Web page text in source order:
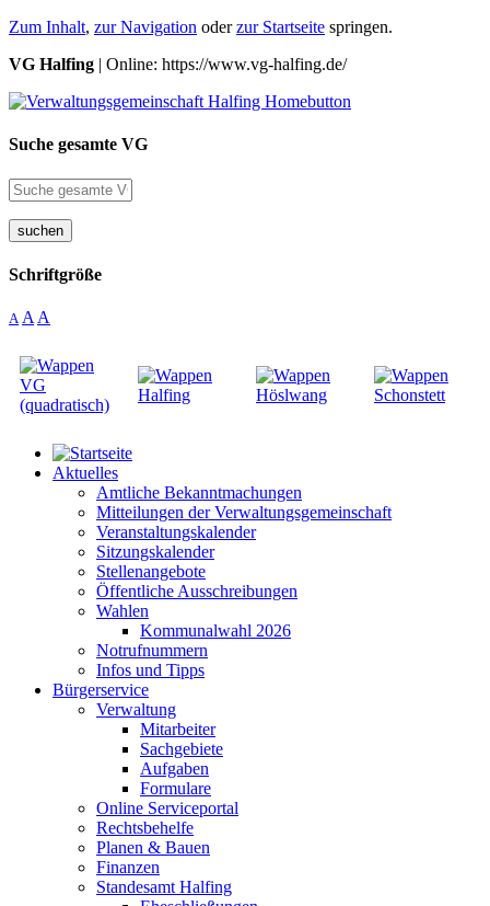
Zum Inhalt, zur Navigation oderzur Startseite springen.
VG Halfing | Online: https://www.vg-halfing.de/
Suche gesamte VG
suchen
Schriftgröße
A A A
Aktuelles
Amtliche Bekanntmachungen
Mitteilungen der Verwaltungsgemeinschaft
Veranstaltungskalender
Sitzungskalender
Stellenangebote
Öffentliche Ausschreibungen
Wahlen
Kommunalwahl 2026
Notrufnummern
Infos und Tipps
Bürgerservice
Verwaltung
Mitarbeiter
Sachgebiete
Aufgaben
Formulare
Online Serviceportal
Rechtsbehelfe
Planen & Bauen
Finanzen
Standesamt Halfing